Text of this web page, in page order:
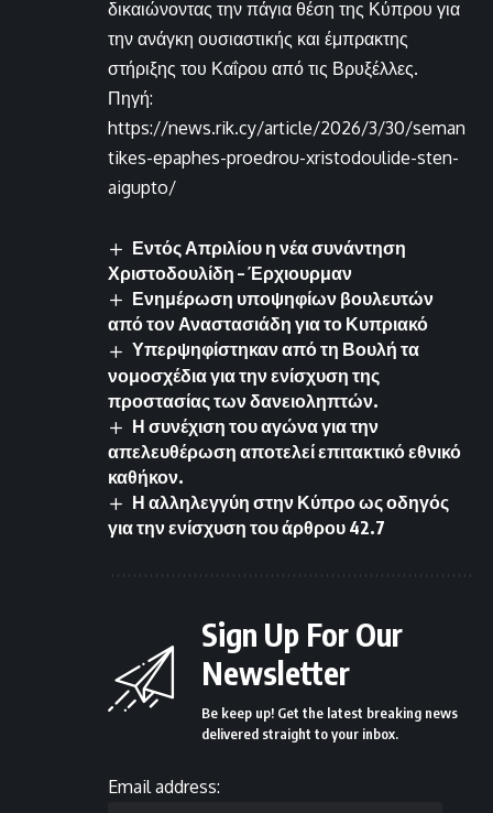
δικαιώνοντας την πάγια θέση της Κύπρου για
την ανάγκη ουσιαστικής και έμπρακτης
στήριξης του Καΐρου από τις Βρυξέλλες.
Πηγή:
https://news.rik.cy/article/2026/3/30/seman
tikes-epaphes-proedrou-xristodoulide-sten-
aigupto/
Εντός Απριλίου η νέα συνάντηση
Χριστοδουλίδη – Έρχιουρμαν
Ενημέρωση υποψηφίων βουλευτών
από τον Αναστασιάδη για το Κυπριακό
Υπερψηφίστηκαν από τη Βουλή τα
νομοσχέδια για την ενίσχυση της
προστασίας των δανειοληπτών.
Η συνέχιση του αγώνα για την
απελευθέρωση αποτελεί επιτακτικό εθνικό
καθήκον.
Η αλληλεγγύη στην Κύπρο ως οδηγός
για την ενίσχυση του άρθρου 42.7
Sign Up For Our
Newsletter
Be keep up! Get the latest breaking news
delivered straight to your inbox.
Email address: